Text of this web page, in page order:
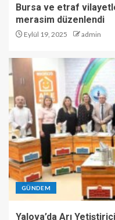
Bursa ve etraf
merasim düzenlendi
Eylül 19, 2025 admin
GÜNDEM
Yalova’da Arı